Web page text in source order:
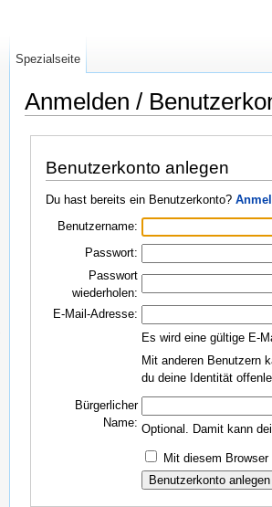
Anmelden /
Benutzerkonto anlegen
Du hast bereits ein Benutzerkonto?
Benutzername:
Passwort:
Passwort
wiederholen:
E-Mail-Adresse:
Es wird eine gültige E-
Mit anderen Benutzern
du deine Identität
Bürgerlicher
Name: Optional. Damit kann
Mit diesem
Spezialseite